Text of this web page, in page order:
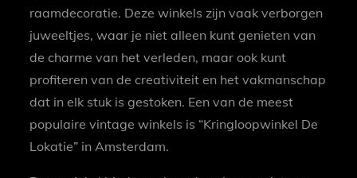
raamdecoratie. Deze winkels zijn vaak verborgen
juweeltjes, waar je niet alleen kunt genieten van
de charme van het verleden, maar ook kunt
profiteren van de creativiteit en het vakmanschap
dat in elk stuk is gestoken. Een van de meest
populaire vintage winkels is “Kringloopwinkel De
Lokatie” in Amsterdam.